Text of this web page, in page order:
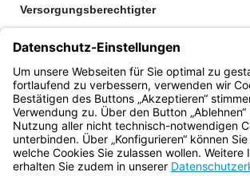
Versorgungsberechtigter
Art. 101 Bezügebestandteile
Art. 102 Versorgung künftiger Hinterbliebener,
Versorgungsausgleich
Bayern.de
BayernPortal